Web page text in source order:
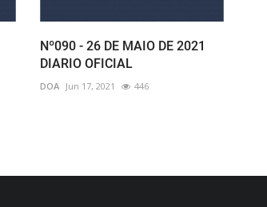
Nº090 - 26 DE MAIO DE 2021
DIARIO OFICIAL
DOA Jun 17, 2021 446